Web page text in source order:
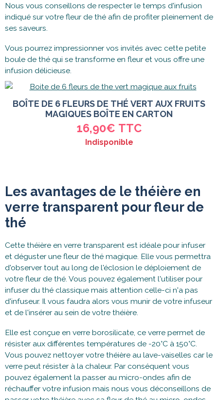
Nous vous conseillons de respecter le temps d'infusion
indiqué sur votre fleur de thé afin de profiter pleinement de
ses saveurs.
Vous pourrez impressionner vos invités avec cette petite
boule de thé qui se transforme en fleur et vous offre une
infusion délicieuse.
BOÎTE DE 6 FLEURS DE THÉ VERT AUX FRUITS
MAGIQUES BOÎTE EN CARTON
16,90€ TTC
Indisponible
Les avantages de le théière en
verre transparent pour fleur de
thé
Cette théière en verre transparent est idéale pour infuser
et déguster une fleur de thé magique. Elle vous permettra
d'observer tout au long de l'éclosion le déploiement de
votre fleur de thé. Vous pouvez également l'utiliser pour
infuser du thé classique mais attention celle-ci n'a pas
d'infuseur. Il vous faudra alors vous munir de votre infuseur
et de l'insérer au sein de votre théière.
Elle est conçue en verre borosilicate, ce verre permet de
résister aux différentes températures de -20°C à 150°C.
Vous pouvez nettoyer votre théière au lave-vaiselles car le
verre peut résister à la chaleur. Par conséquent vous
pouvez également la passer au micro-ondes afin de
réchauffer votre infusion mais nous vous déconseillons de